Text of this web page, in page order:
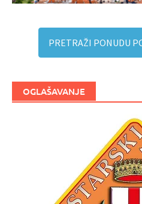
PRETRAŽI PONUDU
OGLAŠAVANJE